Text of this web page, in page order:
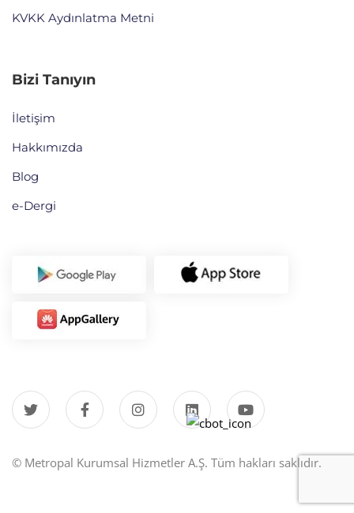
KVKK Aydınlatma Metni
Bizi Tanıyın
İletişim
Hakkımızda
Blog
e-Dergi
© Metropal Kurumsal Hizmetler A.Ş. Tüm hakları saklıdır.